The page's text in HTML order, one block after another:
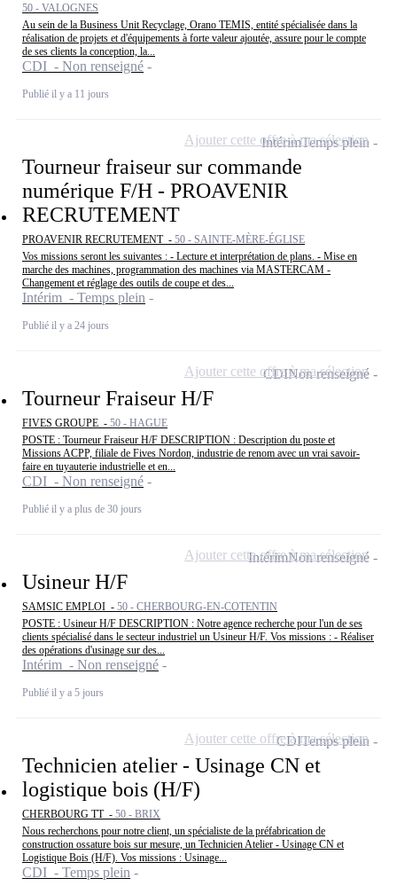
50 - VALOGNES
Au sein de la Business Unit Recyclage, Orano TEMIS, entité spécialisée dans la
réalisation de projets et d'équipements à forte valeur ajoutée, assure pour le compte
de ses clients la conception, la...
CDI - Non renseigné
Publié il y a 11 jours
Tourneur fraiseur sur commande
numérique F/H - PROAVENIR
RECRUTEMENT
PROAVENIR RECRUTEMENT - 50 - SAINTE-MÈRE-ÉGLISE
Vos missions seront les suivantes : - Lecture et interprétation de plans. - Mise en
marche des machines, programmation des machines via MASTERCAM -
Changement et réglage des outils de coupe et des...
Intérim - Temps plein
Publié il y a 24 jours
IntérimTemps plein
Ajouter cette offre à ma sélection
Tourneur Fraiseur H/F
FIVES GROUPE - 50 - HAGUE
POSTE : Tourneur Fraiseur H/F DESCRIPTION : Description du poste et
Missions ACPP, filiale de Fives Nordon, industrie de renom avec un vrai savoir-
faire en tuyauterie industrielle et en...
CDI - Non renseigné
Publié il y a plus de 30 jours
CDINon renseigné
Ajouter cette offre à ma sélection
Usineur H/F
SAMSIC EMPLOI - 50 - CHERBOURG-EN-COTENTIN
POSTE : Usineur H/F DESCRIPTION : Notre agence recherche pour l'un de ses
clients spécialisé dans le secteur industriel un Usineur H/F. Vos missions : - Réaliser
des opérations d'usinage sur des...
Intérim - Non renseigné
Publié il y a 5 jours
IntérimNon renseigné
Ajouter cette offre à ma sélection
Technicien atelier - Usinage CN et
logistique bois (H/F)
CHERBOURG TT - 50 - BRIX
Nous recherchons pour notre client, un spécialiste de la préfabrication de
construction ossature bois sur mesure, un Technicien Atelier - Usinage CN et
Logistique Bois (H/F). Vos missions : Usinage...
CDI - Temps plein
CDITemps plein
Ajouter cette offre à ma sélection